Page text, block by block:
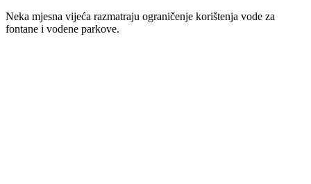
Neka mjesna vijeća razmatraju ograničenje korištenja vode za
fontane i vodene parkove.